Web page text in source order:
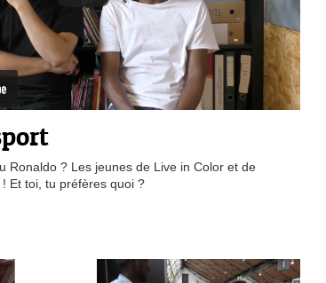
Ronaldo ? Les jeunes de Live in Color et de
Et toi, tu préfères quoi ?